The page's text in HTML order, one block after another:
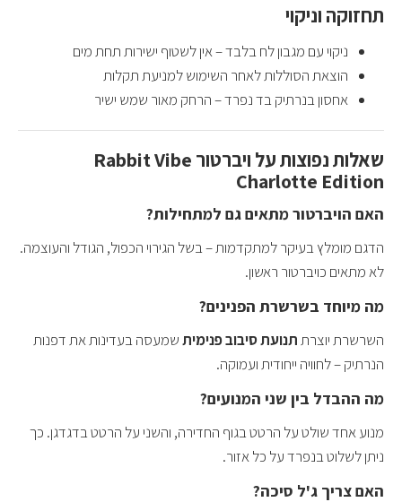
תחזוקה וניקוי
ניקוי עם מגבון לח בלבד – אין לשטוף ישירות תחת מים
הוצאת הסוללות לאחר השימוש למניעת תקלות
אחסון בנרתיק בד נפרד – הרחק מאור שמש ישיר
שאלות נפוצות על ויברטור Rabbit Vibe
Charlotte Edition
האם הויברטור מתאים גם למתחילות?
הדגם מומלץ בעיקר למתקדמות – בשל הגירוי הכפול, הגודל והעוצמה.
לא מתאים כויברטור ראשון.
מה מיוחד בשרשרת הפנינים?
השרשרת יוצרתתנועת סיבוב פנימיתשמעסה בעדינות את דפנות
הנרתיק – לחוויה ייחודית ועמוקה.
מה ההבדל בין שני המנועים?
מנוע אחד שולט על הרטט בגוף החדירה, והשני על הרטט בדגדגן. כך
ניתן לשלוט בנפרד על כל אזור.
האם צריך ג'ל סיכה?